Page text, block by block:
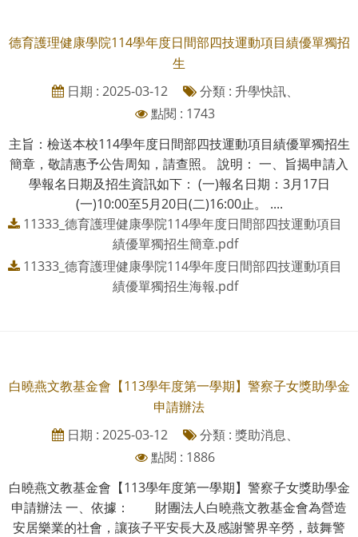
德育護理健康學院114學年度日間部四技運動項目績優單獨招
生
日期 : 2025-03-12
分類 : 升學快訊、
點閱 : 1743
主旨：檢送本校114學年度日間部四技運動項目績優單獨招生
簡章，敬請惠予公告周知，請查照。 說明： 一、旨揭申請入
學報名日期及招生資訊如下： (一)報名日期：3月17日
(一)10:00至5月20日(二)16:00止。 ....
11333_德育護理健康學院114學年度日間部四技運動項目
績優單獨招生簡章.pdf
11333_德育護理健康學院114學年度日間部四技運動項目
績優單獨招生海報.pdf
白曉燕文教基金會【113學年度第一學期】警察子女獎助學金
申請辦法
日期 : 2025-03-12
分類 : 獎助消息、
點閱 : 1886
白曉燕文教基金會【113學年度第一學期】警察子女獎助學金
申請辦法 一、依據： 財團法人白曉燕文教基金會為營造
安居樂業的社會，讓孩子平安長大及感謝警界辛勞，鼓舞警